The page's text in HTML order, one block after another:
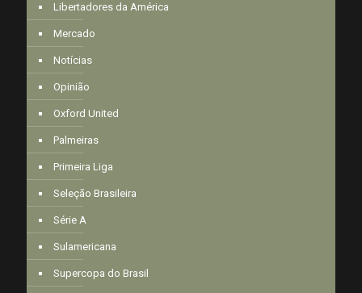
Libertadores da América
Mercado
Notícias
Opinião
Oxford United
Palmeiras
Primeira Liga
Seleção Brasileira
Série A
Sulamericana
Supercopa do Brasil